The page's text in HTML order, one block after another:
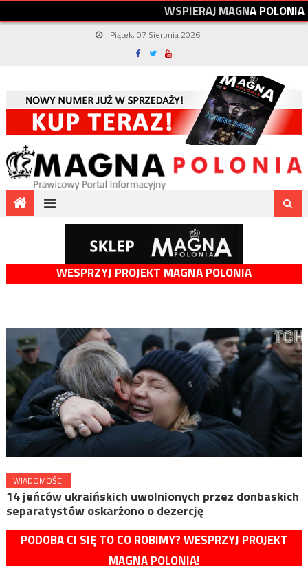
WSPIERAJMAGNAPOLONIA
Piątek, 07 Sierpnia 2026
WESPRZYJ PROJEKT MAGNA POLONIA
WIADOMOŚCI
14 jeńców ukraińskich uwolnionych przez donbaskich
separatystów oskarżono o dezercję
PODOBA CI SIĘ TO CO ROBIMY? WESPRZYJ PROJEKT
MAGNA POLONIA!